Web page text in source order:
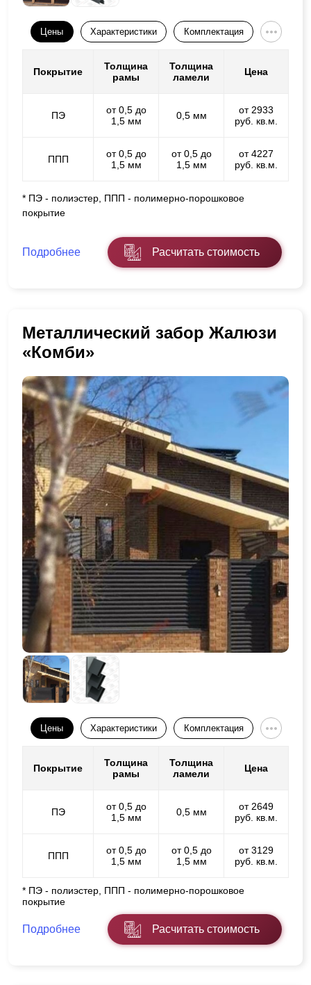
Цены Характеристики Комплектация
Покрытие
Толщина
рамы
Толщина
ламели
Цена
ПЭ
от 0,5 до
1,5 мм
0,5 мм
от 2933
руб. кв.м.
ППП
от 0,5 до
1,5 мм
от 0,5 до
1,5 мм
от 4227
руб. кв.м.
* ПЭ - полиэстер, ППП - полимерно-порошковое
покрытие
Подробнее Расчитать стоимость
Металлический забор Жалюзи
«Комби»
Цены Характеристики Комплектация
Покрытие
Толщина
рамы
Толщина
ламели
Цена
ПЭ
от 0,5 до
1,5 мм
0,5 мм
от 2649
руб. кв.м.
ППП
от 0,5 до
1,5 мм
от 0,5 до
1,5 мм
от 3129
руб. кв.м.
* ПЭ - полиэстер, ППП - полимерно-порошковое
покрытие
Подробнее Расчитать стоимость